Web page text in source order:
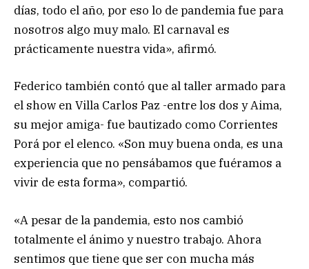
días, todo el año, por eso lo de pandemia fue para
nosotros algo muy malo. El carnaval es
prácticamente nuestra vida», afirmó.
Federico también contó que al taller armado para
el show en Villa Carlos Paz -entre los dos y Aima,
su mejor amiga- fue bautizado como Corrientes
Porá por el elenco. «Son muy buena onda, es una
experiencia que no pensábamos que fuéramos a
vivir de esta forma», compartió.
«A pesar de la pandemia, esto nos cambió
totalmente el ánimo y nuestro trabajo. Ahora
sentimos que tiene que ser con mucha más